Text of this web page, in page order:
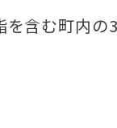
含む町内の